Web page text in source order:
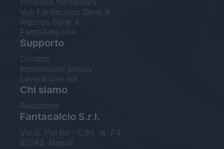
Voti Fantacalcio Serie A
Rigoristi Serie A
FantaAsta Live
Supporto
Contatti
Impostazioni privacy
Lavora con noi
Chi siamo
Redazione
Fantacalcio S.r.l.
Via G. Porzio - CdN, Is. F4
80143, Napoli